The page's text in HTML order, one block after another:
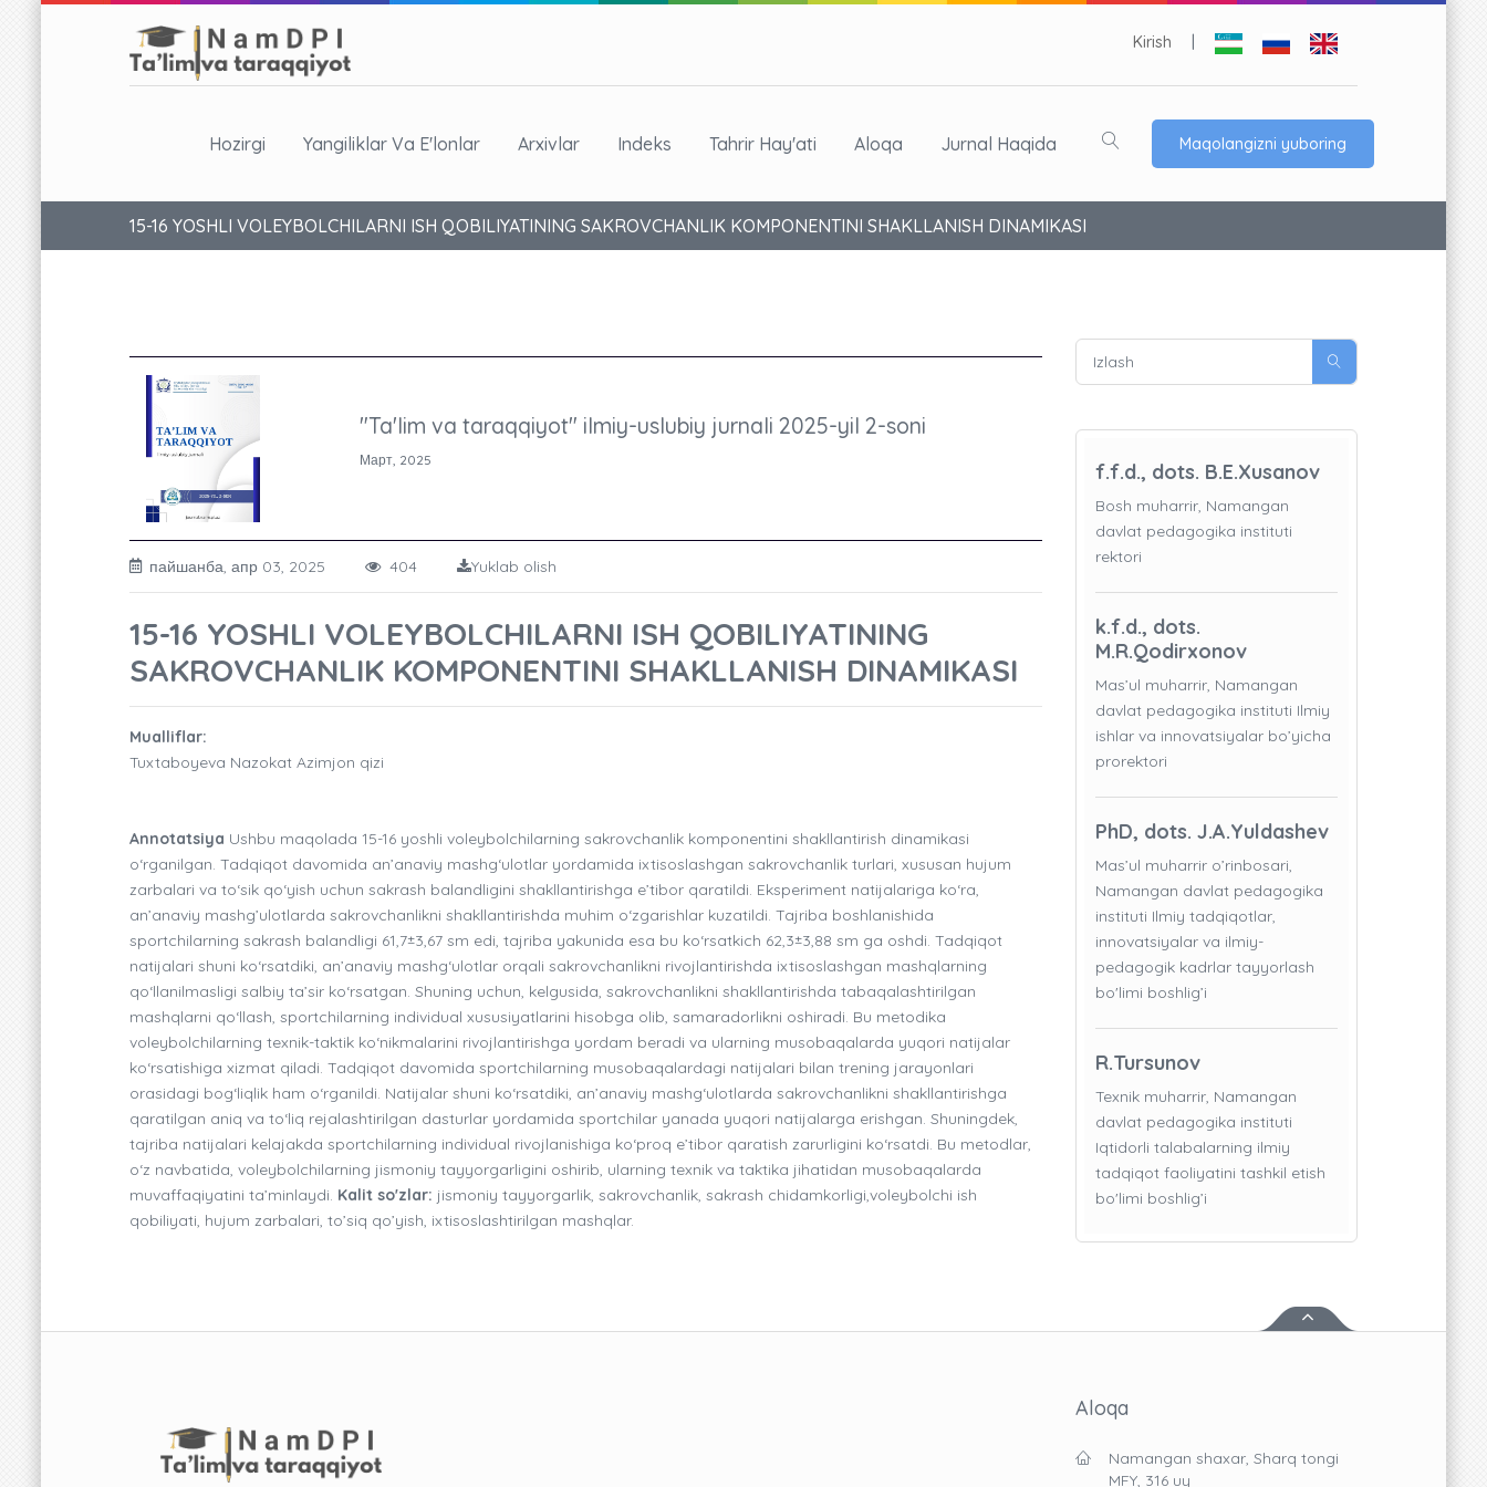
Kirish
Hozirgi Yangiliklar Va E'lonlar Arxivlar Indeks Tahrir Hay'ati Aloqa Jurnal Haqida Maqolangizni yuboring
15-16 YOSHLI VOLEYBOLCHILARNI ISH QOBILIYATINING SAKROVCHANLIK KOMPONENTINI SHAKLLANISH DINAMIKASI
"Ta'lim va taraqqiyot" ilmiy-uslubiy jurnali 2025-yil 2-soni
Март, 2025
пайшанба, апр 03, 2025 404 Yuklab olish
15-16 YOSHLI VOLEYBOLCHILARNI ISH QOBILIYATINING
SAKROVCHANLIK KOMPONENTINI SHAKLLANISH DINAMIKASI
Mualliflar:
Tuxtaboyeva Nazokat Azimjon qizi
Annotatsiya Ushbu maqolada 15-16 yoshli voleybolchilarning sakrovchanlik komponentini shakllantirish dinamikasi
o‘rganilgan. Tadqiqot davomida an’anaviy mashg‘ulotlar yordamida ixtisoslashgan sakrovchanlik turlari, xususan hujum
zarbalari va to‘sik qo‘yish uchun sakrash balandligini shakllantirishga e’tibor qaratildi. Eksperiment natijalariga ko‘ra,
an’anaviy mashg’ulotlarda sakrovchanlikni shakllantirishda muhim o‘zgarishlar kuzatildi. Tajriba boshlanishida
sportchilarning sakrash balandligi 61,7±3,67 sm edi, tajriba yakunida esa bu ko‘rsatkich 62,3±3,88 sm ga oshdi. Tadqiqot
natijalari shuni ko‘rsatdiki, an’anaviy mashg‘ulotlar orqali sakrovchanlikni rivojlantirishda ixtisoslashgan mashqlarning
qo‘llanilmasligi salbiy ta’sir ko‘rsatgan. Shuning uchun, kelgusida, sakrovchanlikni shakllantirishda tabaqalashtirilgan
mashqlarni qo‘llash, sportchilarning individual xususiyatlarini hisobga olib, samaradorlikni oshiradi. Bu metodika
voleybolchilarning texnik-taktik ko‘nikmalarini rivojlantirishga yordam beradi va ularning musobaqalarda yuqori natijalar
ko‘rsatishiga xizmat qiladi. Tadqiqot davomida sportchilarning musobaqalardagi natijalari bilan trening jarayonlari
orasidagi bog‘liqlik ham o‘rganildi. Natijalar shuni ko‘rsatdiki, an’anaviy mashg‘ulotlarda sakrovchanlikni shakllantirishga
qaratilgan aniq va to‘liq rejalashtirilgan dasturlar yordamida sportchilar yanada yuqori natijalarga erishgan. Shuningdek,
tajriba natijalari kelajakda sportchilarning individual rivojlanishiga ko‘proq e’tibor qaratish zarurligini ko‘rsatdi. Bu metodlar,
o‘z navbatida, voleybolchilarning jismoniy tayyorgarligini oshirib, ularning texnik va taktika jihatidan musobaqalarda
muvaffaqiyatini ta’minlaydi. Kalit so'zlar: jismoniy tayyorgarlik, sakrovchanlik, sakrash chidamkorligi,voleybolchi ish
qobiliyati, hujum zarbalari, to’siq qo’yish, ixtisoslashtirilgan mashqlar.
f.f.d., dots. B.E.Xusanov
Bosh muharrir, Namangan
davlat pedagogika instituti
rektori
k.f.d., dots.
M.R.Qodirxonov
Mas’ul muharrir, Namangan
davlat pedagogika instituti Ilmiy
ishlar va innovatsiyalar bo’yicha
prorektori
PhD, dots. J.A.Yuldashev
Mas’ul muharrir o’rinbosari,
Namangan davlat pedagogika
instituti Ilmiy tadqiqotlar,
innovatsiyalar va ilmiy-
pedagogik kadrlar tayyorlash
bo'limi boshlig’i
R.Tursunov
Texnik muharrir, Namangan
davlat pedagogika instituti
Iqtidorli talabalarning ilmiy
tadqiqot faoliyatini tashkil etish
bo'limi boshlig’i
Aloqa
Namangan shaxar, Sharq tongi
MFY, 316 uy